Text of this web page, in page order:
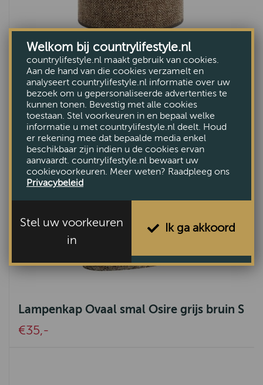
Lampenkap Saverna Donker bruin 40cm
€76,-
Lampenkap Ovaal smal Osire grijs bruin S
€35,-
Welkom bij countrylifestyle.nl
countrylifestyle.nl maakt gebruik van cookies.
Aan de hand van die cookies verzamelt en
analyseert countrylifestyle.nl informatie over uw
bezoek om u gepersonaliseerde advertenties te
kunnen tonen. Bevestig met alle cookies
toestaan. Stel voorkeuren in en bepaal welke
informatie u met countrylifestyle.nl deelt. Houd
er rekening mee dat bepaalde media enkel
beschikbaar zijn indien u de cookies ervan
aanvaardt. countrylifestyle.nl bewaart uw
cookievoorkeuren. Meer weten? Raadpleeg ons
Privacybeleid
Stel uw voorkeuren
in
Ik ga akkoord